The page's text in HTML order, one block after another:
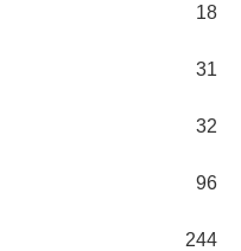
18
31
32
96
244